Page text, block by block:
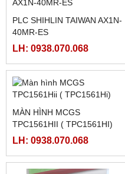
MÀN HÌNH HITECH
PWS5610T-S
LH: 0938.070.068
FATEK FBS-40MCR2-AC
LH: 0938.070.068